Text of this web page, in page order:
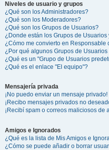
Niveles de usuario y grupos
¿Qué son los Administradores?
¿Qué son los Moderadores?
¿Qué son los Grupos de Usuarios?
¿Donde están los Grupos de
¿Cómo me convierto en Responsable
¿Por qué algunos Grupos de
¿Qué es un "Grupo de Usuarios
¿Qué es el enlace "El equipo"?
Mensajería privada
¡No puedo enviar un mensaje privado!
¡Recibo mensajes privados no
¡Recibí spam o correos maliciosos de
Amigos e Ignorados
¿Qué es la lista de Mis Amigos e
¿Cómo se puede añadir o borrar